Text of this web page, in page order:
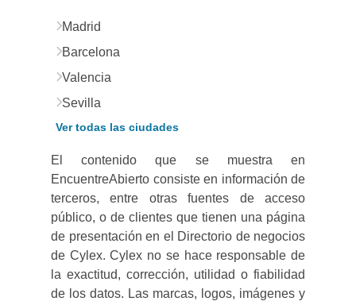
Madrid
Barcelona
Valencia
Sevilla
Ver todas las ciudades
El contenido que se muestra en
EncuentreAbierto consiste en información de
terceros, entre otras fuentes de acceso
público, o de clientes que tienen una página
de presentación en el Directorio de negocios
de Cylex. Cylex no se hace responsable de
la exactitud, corrección, utilidad o fiabilidad
de los datos. Las marcas, logos, imágenes y